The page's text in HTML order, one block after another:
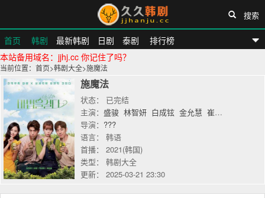
久久韩剧网
首页 韩剧 最新韩剧 日剧 泰剧 排行榜
搜索
本站备用域名：jjhj.cc 你记住了吗？
当前位置： 首页>韩剧大全>施魔法
施魔法
状态： 已完结
主演： 盛骏 林智妍 白成铉 金允慧 崔星俊
导演： ???
语言： 韩语
首播： 2021(韩国)
类型： 韩剧大全
更新： 2025-03-21 23:30